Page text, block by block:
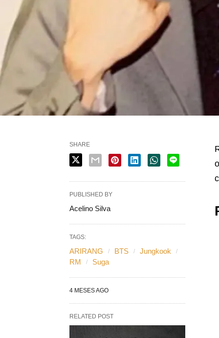
SHARE
PUBLISHED BY
Acelino Silva
TAGS:
ARIRANG BTS
Jungkook
RM
Suga
4 MESES AGO
RELATED POST